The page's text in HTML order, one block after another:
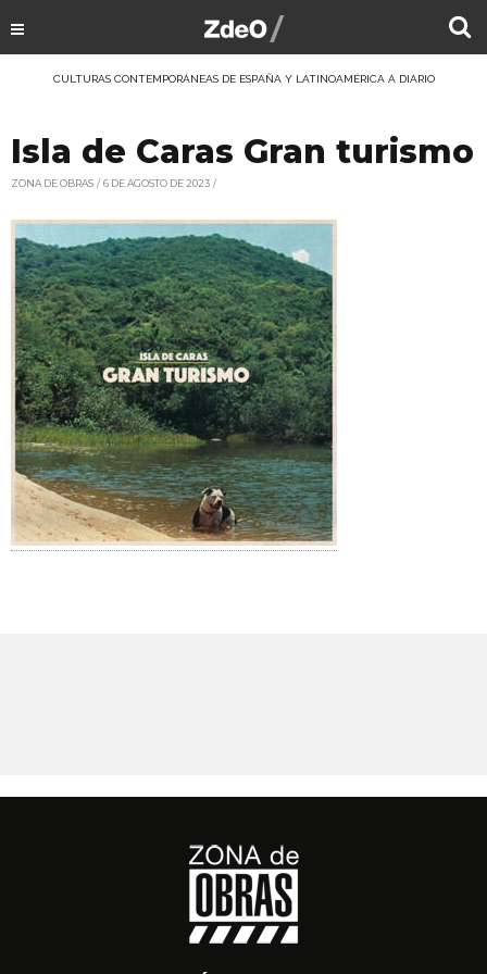
CULTURAS CONTEMPORÁNEAS DE ESPAÑA Y LATINOAMÉRICA A DIARIO
Isla de Caras Gran turismo
ZONA DE OBRAS 6 DE AGOSTO DE 2023